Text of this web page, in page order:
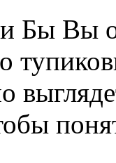
Бы Вы